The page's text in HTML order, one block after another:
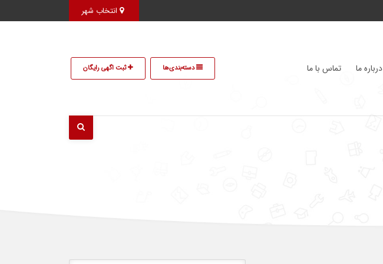
درباره ما تماس با ما دسته‌بندی‌ها ثبت اگهی رایگان